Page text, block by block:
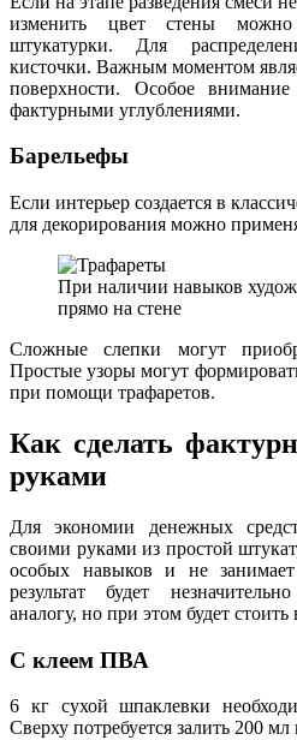
изменить цвет стены
штукатурки. Для
кисточки. Важным моментом
поверхности. Особое
фактурными углублениями.
Барельефы
Если интерьер создается в
для декорирования можно
При наличии навыков
прямо на стене
Сложные слепки могут
Простые узоры могут
при помощи трафаретов.
Как сделать
руками
Для экономии денежных
своими руками из простой
особых навыков и не
результат будет
аналогу, но при этом будет стоить
С клеем ПВА
6 кг сухой шпаклевки
Сверху потребуется залить 200